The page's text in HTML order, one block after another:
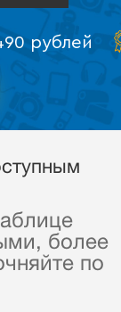
рублей
более
по